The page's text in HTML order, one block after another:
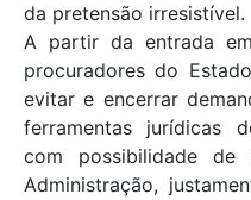
da pretensão irresistível.
A partir da entrada
procuradores do
evitar e encerrar
ferramentas jurídicas
com possibilidade de
Administração,